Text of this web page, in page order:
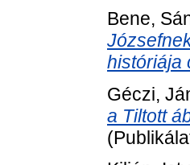
Bene,
históriája
Géczi,
a Tiltott